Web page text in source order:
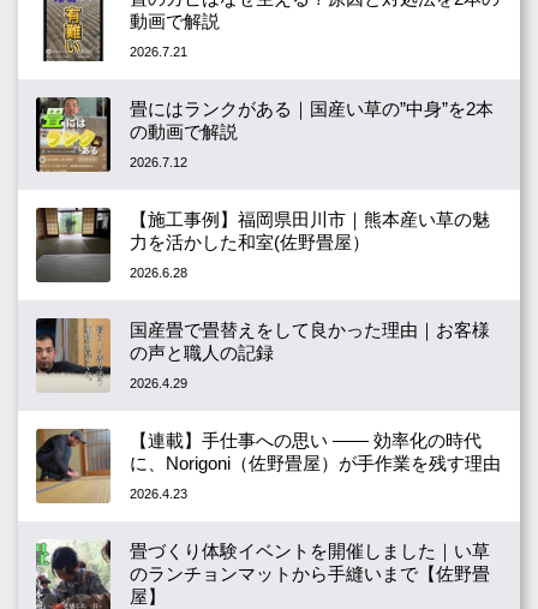
動画で解説
2026.7.21
畳にはランクがある｜国産い草の”中身”を2本
の動画で解説
2026.7.12
【施工事例】福岡県田川市｜熊本産い草の魅
力を活かした和室(佐野畳屋）
2026.6.28
国産畳で畳替えをして良かった理由｜お客様
の声と職人の記録
2026.4.29
【連載】手仕事への思い ―― 効率化の時代
に、Norigoni（佐野畳屋）が手作業を残す理由
2026.4.23
畳づくり体験イベントを開催しました｜い草
のランチョンマットから手縫いまで【佐野畳
屋】